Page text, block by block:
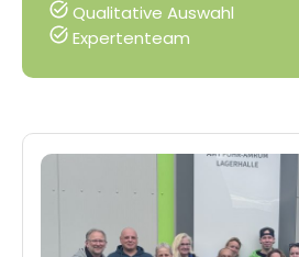
Qualitative Auswahl
Expertenteam